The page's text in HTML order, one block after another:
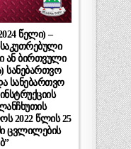
წელი) –
ან ბირთვული
სანებართვო
სანებართვო
2022 წლის 25
ცვლილების